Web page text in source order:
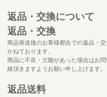
返品・交換について
返品・交換
商品発送後のお客様都合での返品・
かねております。
商品に不良・欠陥があった場合はお
絡頂きますようお願い申し上げます。
返品送料